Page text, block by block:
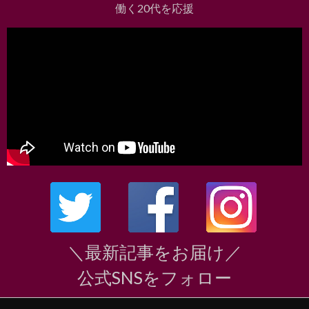
働く20代を応援
＼最新記事をお届け／
公式SNSをフォロー